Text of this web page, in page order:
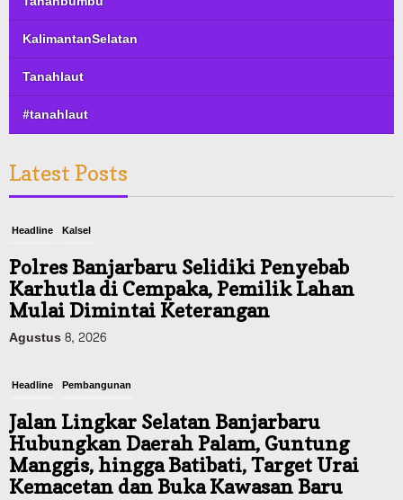
KalimantanSelatan
Tanahlaut
#tanahlaut
Latest Posts
Headline Kalsel
Polres Banjarbaru Selidiki Penyebab
Karhutla di Cempaka, Pemilik Lahan
Mulai Dimintai Keterangan
Agustus 8, 2026
Headline Pembangunan
Jalan Lingkar Selatan Banjarbaru
Hubungkan Daerah Palam, Guntung
Manggis, hingga Batibati, Target Urai
Kemacetan dan Buka Kawasan Baru